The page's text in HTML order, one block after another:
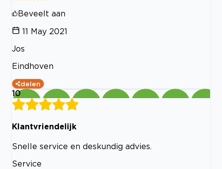
Beveelt aan
11 May 2021
Jos
Eindhoven
delen
10
Klantvriendelijk
Snelle service en deskundig advies.
Service